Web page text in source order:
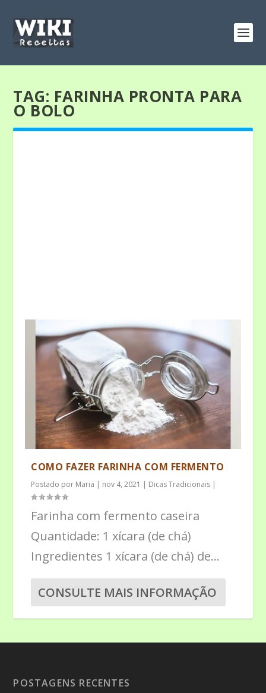
TAG: FARINHA PRONTA PARA
O BOLO
COMO FAZER FARINHA COM FERMENTO
Postado por Maria | nov 4, 2021 | Dicas Tradicionais |
Farinha com fermento caseira
Quantidade: 1 xícara (de chá)
Ingredientes 1 xícara (de chá) de...
CONSULTE MAIS INFORMAÇÃO
POSTAGENS RECENTES